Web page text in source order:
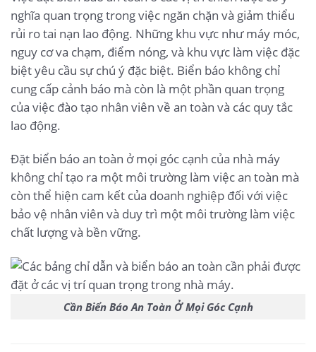
nghĩa quan trọng trong việc ngăn chặn và giảm thiểu
rủi ro tai nạn lao động. Những khu vực như máy móc,
nguy cơ va chạm, điểm nóng, và khu vực làm việc đặc
biệt yêu cầu sự chú ý đặc biệt. Biển báo không chỉ
cung cấp cảnh báo mà còn là một phần quan trọng
của việc đào tạo nhân viên về an toàn và các quy tắc
lao động.
Đặt biển báo an toàn ở mọi góc cạnh của nhà máy
không chỉ tạo ra một môi trường làm việc an toàn mà
còn thể hiện cam kết của doanh nghiệp đối với việc
bảo vệ nhân viên và duy trì một môi trường làm việc
chất lượng và bền vững.
Cần Biển Báo An Toàn Ở Mọi Góc Cạnh